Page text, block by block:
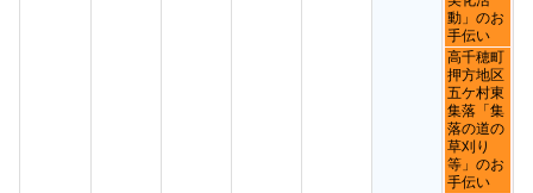
2nd
2026
動」のお
手伝い
日
曜
日,
8
月
2nd
2026
高千穂町
押方地区
五ケ村東
集落「集
落の道の
草刈り
等」のお
手伝い